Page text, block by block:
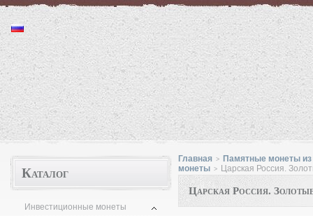
Монеты "http://moneta.1kzn.ru"
Каталог
Инвестиционные монеты
Главная >
Памятные монеты из
монеты > Царская Россия.
Царская Россия.